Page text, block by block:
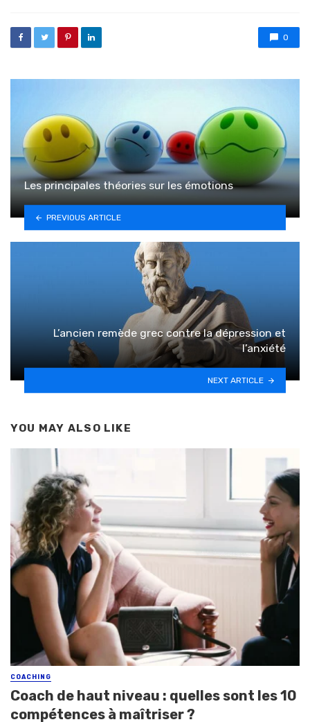
0
Les principales théories sur les émotions
PREVIOUS ARTICLE
L’ancien remède grec contre la dépression et
l’anxiété
NEXT ARTICLE
YOU MAY ALSO LIKE
COACHING
Coach de haut niveau : quelles sont les 10
compétences à maîtriser ?